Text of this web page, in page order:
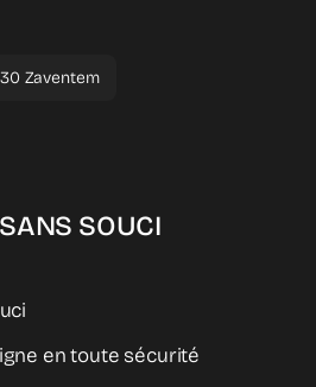
Zaventem
SOUCI
en toute sécurité